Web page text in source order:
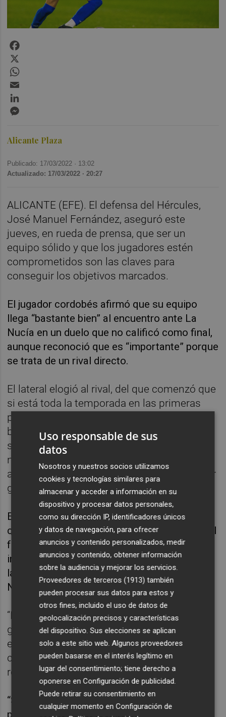
Alicante Plaza
Publicado: 17/03/2022 · 13:02
Actualizado: 17/03/2022 · 20:27
ALICANTE (EFE). El defensa del Hércules,
José Manuel Fernández, aseguró este
jueves, en rueda de prensa, que ser un
equipo sólido y que los jugadores estén
comprometidos son las claves para
conseguir los objetivos marcados.
El jugador cordobés afirmó que su equipo
llega “bastante bien” al encuentro ante La
Nucía en un duelo que no calificó como final,
aunque reconoció que es “importante” porque
se trata de un rival directo.
El lateral elogió al rival, del que comenzó que
si está toda la temporada en las primeras
plazas “es por algo”. “Son sólidos y fuertes a
balón parado”, destacó José Manuel, quien
señaló como clave en el partido ante el líder
no cometer errores en defensa “porque
arriba tenemos pólvora suficiente para hacer
gol”.
El jugador andaluz calificó lo que resta de
competición como “un nueva Liga en la que el
fútbol nos pondrá donde debemos estar” e
indicó que no piensa en el ascenso directo o
la promoción, si no en el partido ante La
Nucía.
“No contemplamos otra cosa que no sea
ganar, por lo civil o lo criminal. Si queremos
estar arriba hay que ganar en todos los
campos”, recordó José Manuel, quien
rechazó el papel de favorito.
“Sabemos el club en el que estamos y al que
pertenecemos. Somos unos privilegiados,
Uso responsable de sus
datos
Nosotros y nuestros socios utilizamos
cookies y tecnologías similares para
almacenar y acceder a información en su
dispositivo y procesar datos personales,
como su dirección IP, identificadores únicos
y datos de navegación, para ofrecer
anuncios y contenido personalizados, medir
anuncios y contenido, obtener información
sobre la audiencia y mejorar los servicios.
Proveedores de terceros (1913) también
pueden procesar sus datos para estos y
otros fines, incluido el uso de datos de
geolocalización precisos y características
del dispositivo. Sus elecciones se aplican
solo a este sitio web. Algunos proveedores
pueden basarse en el interés legítimo en
lugar del consentimiento; tiene derecho a
oponerse enConfiguración de publicidad.
Puede retirar su consentimiento en
cualquier momento enConfiguración de